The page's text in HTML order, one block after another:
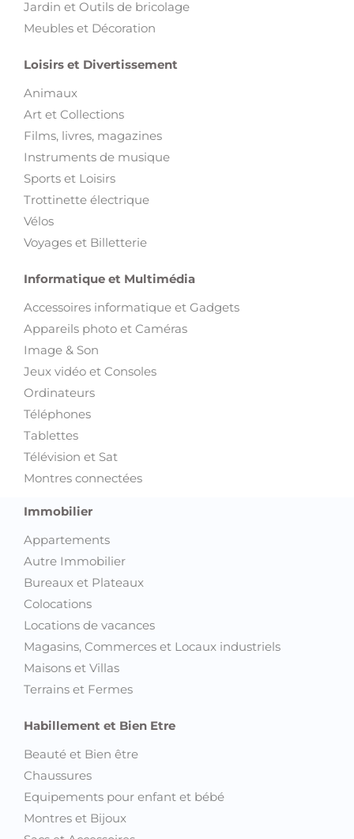
Jardin et Outils de bricolage
Meubles et Décoration
Loisirs et Divertissement
Animaux
Art et Collections
Films, livres, magazines
Instruments de musique
Sports et Loisirs
Trottinette électrique
Vélos
Voyages et Billetterie
Informatique et Multimédia
Accessoires informatique et Gadgets
Appareils photo et Caméras
Image & Son
Jeux vidéo et Consoles
Ordinateurs
Téléphones
Tablettes
Télévision et Sat
Montres connectées
Immobilier
Appartements
Autre Immobilier
Bureaux et Plateaux
Colocations
Locations de vacances
Magasins, Commerces et Locaux industriels
Maisons et Villas
Terrains et Fermes
Habillement et Bien Etre
Beauté et Bien être
Chaussures
Equipements pour enfant et bébé
Montres et Bijoux